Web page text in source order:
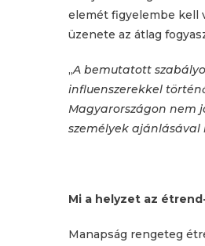
elemét figyelembe kell
üzenete az átlag
„A bemutatott
influenszerekkel
Magyarországon nem
személyek ajánlásával
Mi a helyzet az
Manapság rengeteg